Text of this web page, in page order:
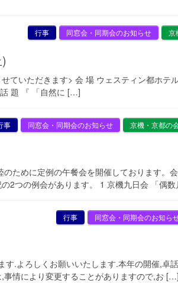
京
同窓会・同期会のお知らせ
行事
ていただきます> 会 場 ウェスティン都ホ
題 『 「自然に […]
京機・京都の
同窓会・同期会のお知らせ
事
ために定例の午餐会を開催しております。
2つの例会があります。 1 京機九日会 「偶
同窓会・同期会のお知ら
行事
.よろしくお願いいたします.本年の開催,卓
情により変更することがありますので,お […]